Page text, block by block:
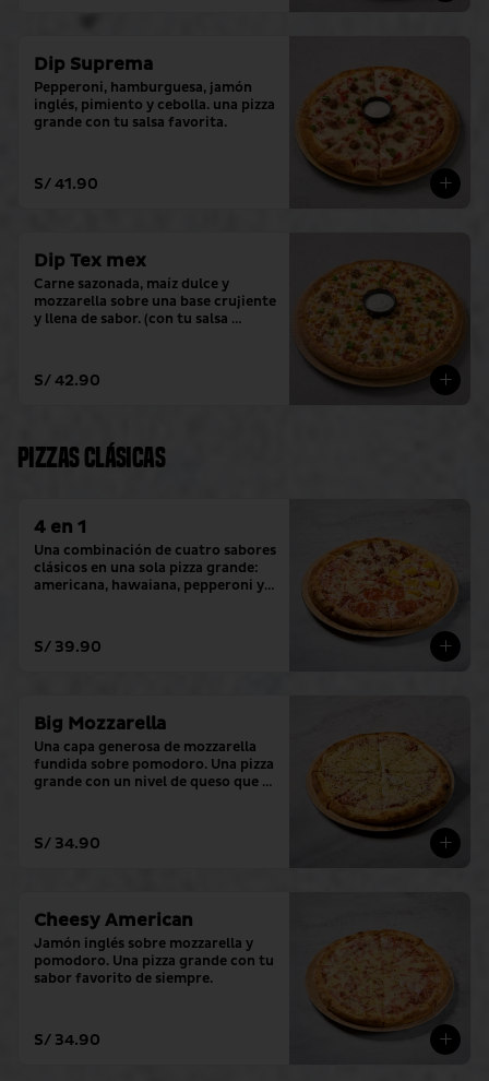
Dip Suprema
Pepperoni, hamburguesa, jamón
inglés, pimiento y cebolla. una pizza
grande con tu salsa favorita.
S/ 41.90
Dip Tex mex
Carne sazonada, maíz dulce y
mozzarella sobre una base crujiente
y llena de sabor. (con tu salsa
S/ 42.90
Pizzas clásicas
4 en 1
Una combinación de cuatro sabores
clásicos en una sola pizza grande:
americana, hawaiana, pepperoni y
S/ 39.90
Big Mozzarella
Una capa generosa de mozzarella
fundida sobre pomodoro. Una pizza
grande con un nivel de queso que lo
S/ 34.90
Cheesy American
Jamón inglés sobre mozzarella y
pomodoro. Una pizza grande con tu
sabor favorito de siempre.
S/ 34.90